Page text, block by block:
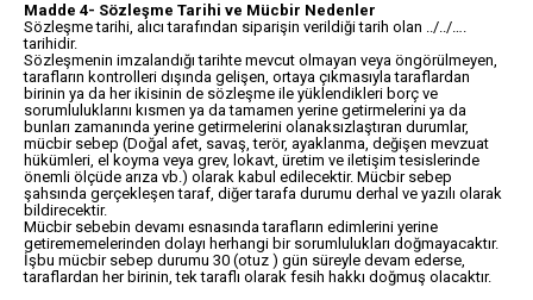
Madde 4- Sözleşme Tarihi ve Mücbir Nedenler
Sözleşme tarihi, alıcı tarafından siparişin verildiği tarih olan ../../….
tarihidir.
Sözleşmenin imzalandığı tarihte mevcut olmayan veya öngörülmeyen,
tarafların kontrolleri dışında gelişen, ortaya çıkmasıyla taraflardan
birinin ya da her ikisinin de sözleşme ile yüklendikleri borç ve
sorumluluklarını kısmen ya da tamamen yerine getirmelerini ya da
bunları zamanında yerine getirmelerini olanaksızlaştıran durumlar,
mücbir sebep (Doğal afet, savaş, terör, ayaklanma, değişen mevzuat
hükümleri, el koyma veya grev, lokavt, üretim ve iletişim tesislerinde
önemli ölçüde arıza vb.) olarak kabul edilecektir. Mücbir sebep
şahsında gerçekleşen taraf, diğer tarafa durumu derhal ve yazılı olarak
bildirecektir.
Mücbir sebebin devamı esnasında tarafların edimlerini yerine
getirememelerinden dolayı herhangi bir sorumlulukları doğmayacaktır.
İşbu mücbir sebep durumu 30 (otuz ) gün süreyle devam ederse,
taraflardan her birinin, tek taraflı olarak fesih hakkı doğmuş olacaktır.